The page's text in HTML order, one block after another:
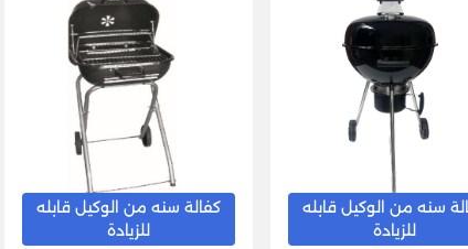
سنه من الوكيل قابله
للزيادة
كفالة سنه من الوكيل قابله
للزيادة